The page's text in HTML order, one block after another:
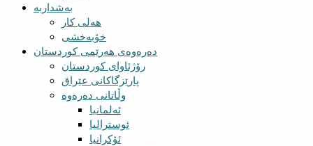
بەشداربە
هەلی کار
خۆبەخشی
دەرەوەی هەرێمی کوردستان
رۆژئاوای کوردستان
پارێزگاکانی عێراق
وڵاتانی دەرەوە
ئەلمانیا
ئوسترالیا
ئۆکرانیا